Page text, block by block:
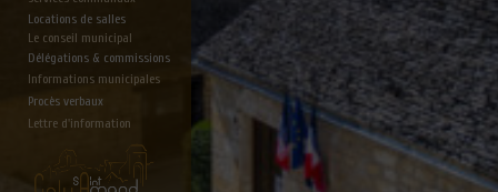
Locations de salles
Le conseil municipal
Délégations & commissions
Informations municipales
Lettre d'information
Procès verbaux